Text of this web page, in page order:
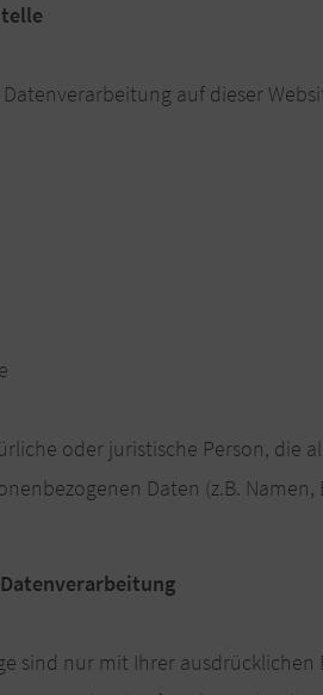
auf dieser
oder juristische Person, die
Daten (z.B. Namen,
sind nur mit Ihrer